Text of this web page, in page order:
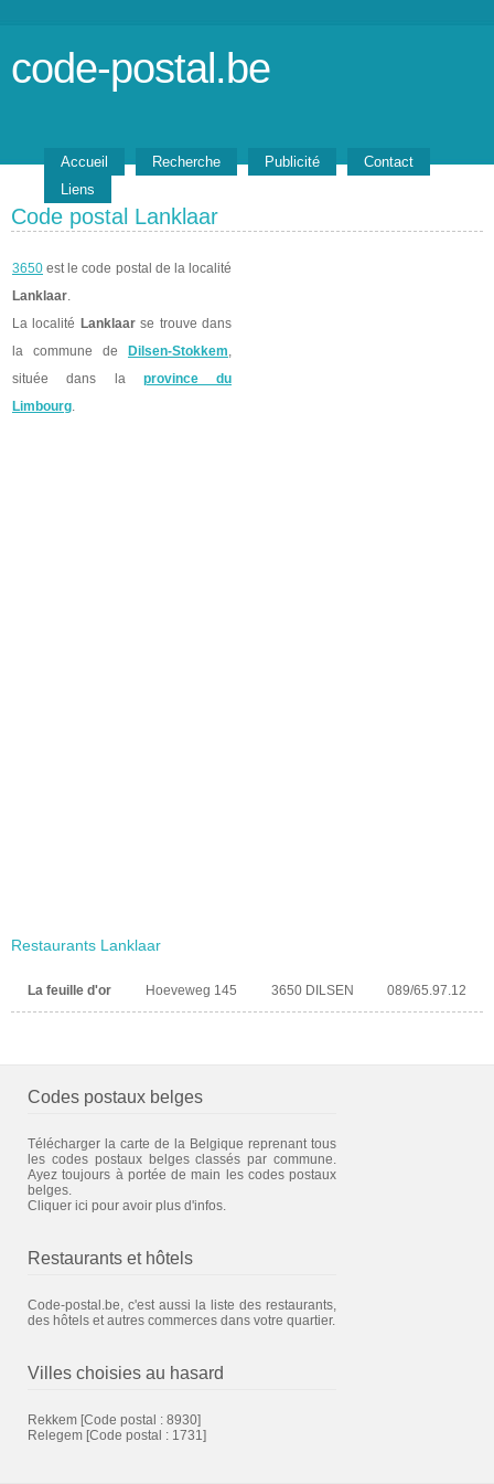
code-postal.be
Accueil Recherche Publicité
Contact
Liens
Code postal Lanklaar
3650 est le code postal de la localité
Lanklaar.
La localité Lanklaarse trouve dans
la commune de
Dilsen-Stokkem,
située dans la province du
Limbourg.
Restaurants Lanklaar
La feuille d'or Hoeveweg 145 3650 DILSEN 089/65.97.12
Codes postaux belges
Télécharger la carte de la Belgique reprenant tous
les codes postaux belges classés par commune.
Ayez toujours à portée de main les codes postaux
belges.
Cliquer ici pour avoir plus d'infos.
Restaurants et hôtels
Code-postal.be, c'est aussi la liste des restaurants,
des hôtels et autres commerces dans votre quartier.
Villes choisies au hasard
Rekkem [Code postal : 8930]
Relegem [Code postal : 1731]